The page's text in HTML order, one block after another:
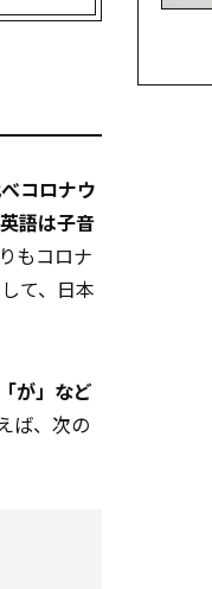
コロナウ
英語は子音
もコロナ
て、日本
が」など
ば、次の